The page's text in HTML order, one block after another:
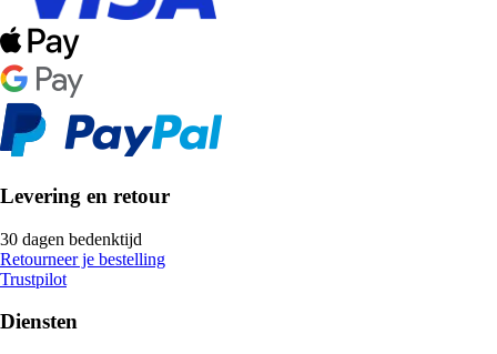
Levering en retour
30 dagen bedenktijd
Retourneer je bestelling
Trustpilot
Diensten